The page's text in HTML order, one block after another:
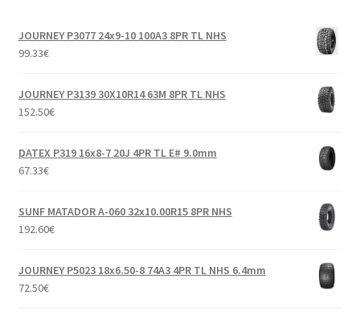
JOURNEY P3077 24x9-10 100A3 8PR TL NHS
99.33€
JOURNEY P3139 30X10R14 63M 8PR TL NHS
152.50€
DATEX P319 16x8-7 20J 4PR TL E# 9.0mm
67.33€
SUNF MATADOR A-060 32x10.00R15 8PR NHS
192.60€
JOURNEY P5023 18x6.50-8 74A3 4PR TL NHS 6.4mm
72.50€